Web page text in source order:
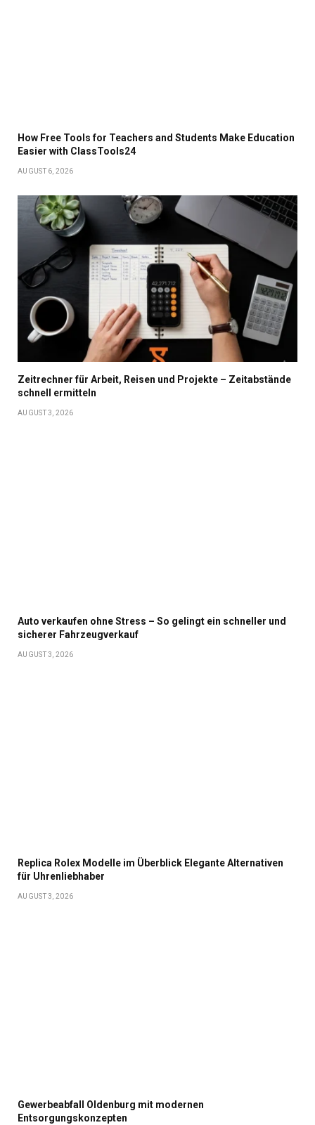
How Free Tools for Teachers and Students Make Education
Easier with ClassTools24
AUGUST 6, 2026
Zeitrechner für Arbeit, Reisen und Projekte – Zeitabstände
schnell ermitteln
AUGUST 3, 2026
Auto verkaufen ohne Stress – So gelingt ein schneller und
sicherer Fahrzeugverkauf
AUGUST 3, 2026
Replica Rolex Modelle im Überblick Elegante Alternativen
für Uhrenliebhaber
AUGUST 3, 2026
Gewerbeabfall Oldenburg mit modernen
Entsorgungskonzepten